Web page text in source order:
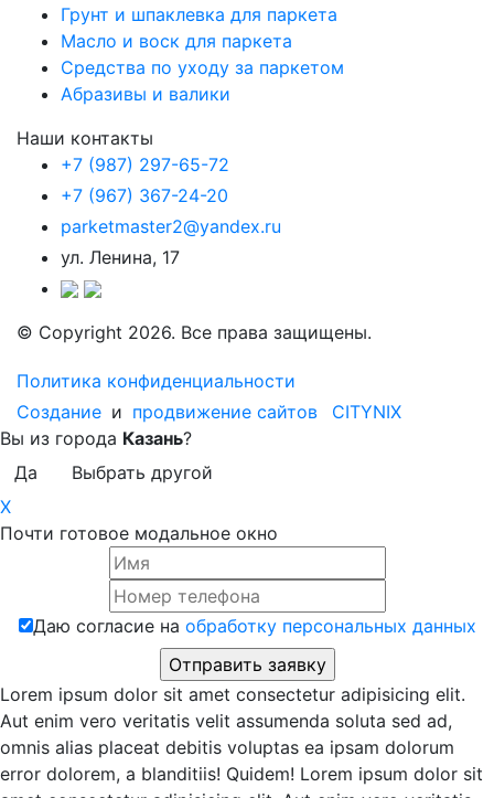
Грунт и шпаклевка для паркета
Масло и воск для паркета
Средства по уходу за паркетом
Абразивы и валики
Наши контакты
+7 (987) 297-65-72
+7 (967) 367-24-20
parketmaster2@yandex.ru
ул. Ленина, 17
© Copyright 2026. Все права защищены.
Политика конфиденциальности
Создание и продвижение сайтов
CITYNIX
Вы из города Казань?
Да
Выбрать другой
X
Почти готовое модальное окно
Даю согласие на обработку персональных данных
Lorem ipsum dolor sit amet consectetur adipisicing elit.
Aut enim vero veritatis velit assumenda soluta sed ad,
omnis alias placeat debitis voluptas ea ipsam dolorum
error dolorem, a blanditiis! Quidem! Lorem ipsum dolor sit